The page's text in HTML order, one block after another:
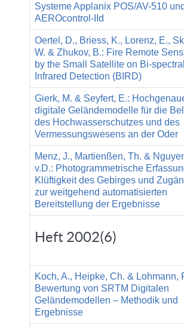
Systeme Applanix POS/AV-510
AEROcontrol-IId
Oertel, D., Briess, K., Lorenz, E.,
W. & Zhukov, B.: Fire Remote
by the Small Satellite on Bi-spectral
Infrared Detection (BIRD)
Gierk, M. & Seyfert, E.:
digitale Geländemodelle für die
des Hochwasserschutzes und des
Vermessungswesens an der Oder
Menz, J., Martienßen, Th. &
v.D.: Photogrammetrische
Klüftigkeit des Gebirges und
zur weitgehend automatisierten
Bereitstellung der Ergebnisse
Heft 2002(6)
Koch, A., Heipke, Ch. & Lohmann,
Bewertung von SRTM Digitalen
Geländemodellen – Methodik und
Ergebnisse